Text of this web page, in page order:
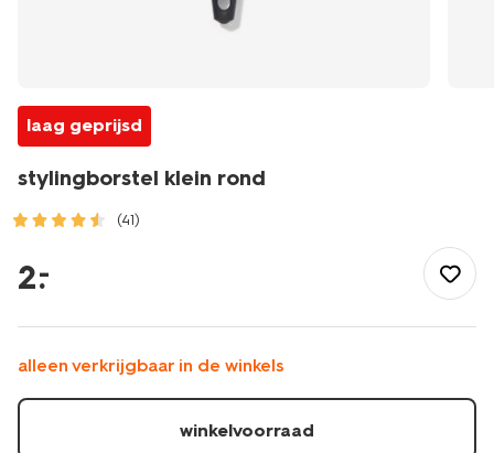
laag geprijsd
stylingborstel klein rond
(41)
gezond/persoonlijke-
verzorging/haarverzorging/haaraccessoires/borstel/
rond-
11810103.html
2.
–
alleen verkrijgbaar in de winkels
winkelvoorraad